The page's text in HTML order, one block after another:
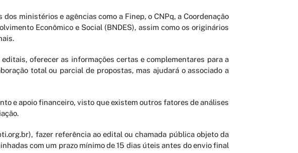
ministérios e agências como a Finep, o CNPq, a Coordenação
Econômico e Social (BNDES), assim como os originários
oferecer as informações certas e complementares para a
total ou parcial de propostas, mas ajudará o associado a
e apoio financeiro, visto que existem outros fatores de análises
fazer referência ao edital ou chamada pública objeto da
com um prazo mínimo de 15 dias úteis antes do envio final